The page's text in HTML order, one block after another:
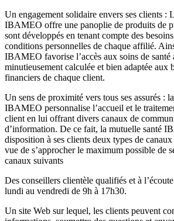
Un engagement solidaire envers ses clients :
IBAMEO offre une panoplie de produits de
sont développés en tenant compte des
conditions personnelles de chaque affilié.
IBAMEO favorise l’accès aux soins de santé
minutieusement calculée et bien adaptée aux
financiers de chaque client.
Un sens de proximité vers tous ses assurés :
IBAMEO personnalise l’accueil et le
client en lui offrant divers canaux de
d’information. De ce fait, la mutuelle santé
disposition à ses clients deux types de
vue de s’approcher le maximum possible de
canaux suivants
Des conseillers clientèle qualifiés et à
lundi au vendredi de 9h à 17h30.
Un site Web sur lequel, les clients peuvent